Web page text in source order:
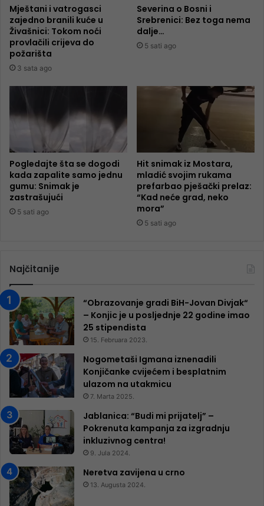
Mještani i vatrogasci
zajedno branili kuće u
Živašnici: Tokom noći
provlačili crijeva do
požarišta
3 sata ago
Severina o Bosni i
Srebrenici: Bez toga nema
dalje…
5 sati ago
Pogledajte šta se dogodi
kada zapalite samo jednu
gumu: Snimak je
zastrašujući
5 sati ago
Hit snimak iz Mostara,
mladić svojim rukama
prefarbao pješački prelaz:
“Kad neće grad, neko
mora”
5 sati ago
Najčitanije
“Obrazovanje gradi BiH-Jovan Divjak“
– Konjic je u posljednje 22 godine imao
25 ​​stipendista
15. Februara 2023.
Nogometaši Igmana iznenadili
Konjičanke cvijećem i besplatnim
ulazom na utakmicu
7. Marta 2025.
Jablanica: “Budi mi prijatelj” –
Pokrenuta kampanja za izgradnju
inkluzivnog centra!
9. Jula 2024.
Neretva zavijena u crno
13. Augusta 2024.